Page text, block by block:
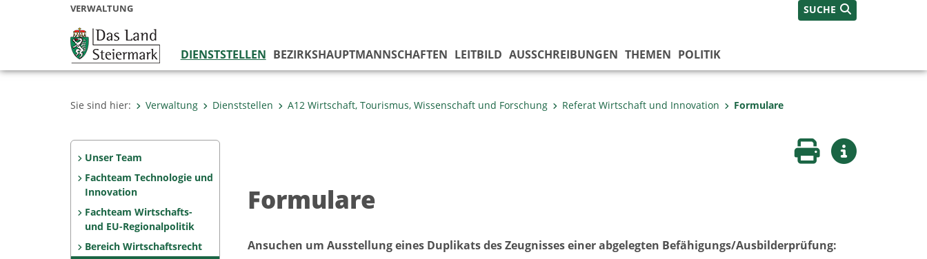
VERWALTUNG SUCHE
DIENSTSTELLEN BEZIRKS­HAUPTMANNSCHAFTEN LEITBILD AUSSCHREIBUNGEN THEMEN POLITIK
Sie sind hier: Verwaltung Dienststellen A12 Wirtschaft, Tourismus, Wissenschaft und Forschung Referat Wirtschaft und Innovation Formulare
Unser Team
Fachteam Technologie und
Innovation
Fachteam Wirtschafts-
und EU-Regionalpolitik
Bereich Wirtschaftsrecht
Seite druckenWeitere Infos
Formulare
Ansuchen um Ausstellung eines Duplikats des Zeugnisses einer abgelegten Befähigungs/Ausbilderprüfung: